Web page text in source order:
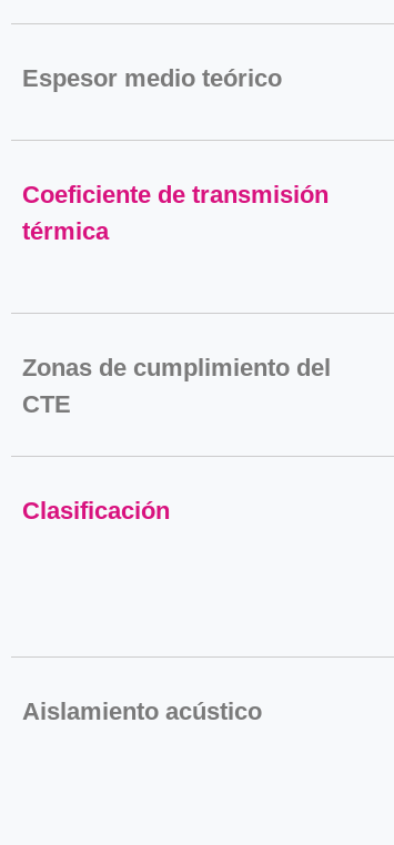
Espesor medio teórico
Coeficiente de transmisión
térmica
Zonas de cumplimiento del
CTE
Clasificación
Aislamiento acústico